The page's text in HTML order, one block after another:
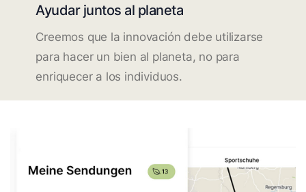
Ayudar juntos al planeta
Creemos que la innovación debe utilizarse
para hacer un bien al planeta, no para
enriquecer a los individuos.